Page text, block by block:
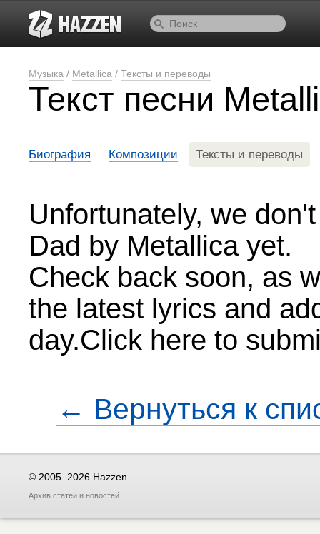
Музыка / Metallica / Тексты и переводы
Текст песни
Биография Композиции Тексты и переводы
Unfortunately, we
Dad by Metallica yet.
Check back soon, as
the latest lyrics and
day.Click here to
← Вернуться к
© 2005–2026 Hazzen
Архив статей и новостей